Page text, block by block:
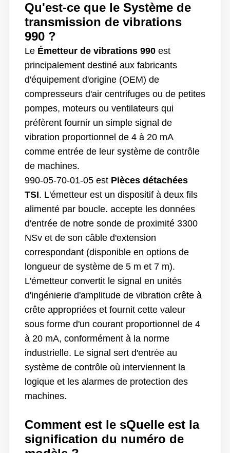
Qu'est-ce que le Système de
transmission de vibrations
990 ?
Le Émetteur de vibrations 990est
principalement destiné aux fabricants
d'équipement d'origine (OEM) de
compresseurs d'air centrifuges ou de petites
pompes, moteurs ou ventilateurs qui
préfèrent fournir un simple signal de
vibration proportionnel de 4 à 20 mA
comme entrée de leur système de contrôle
de machines.
990-05-70-01-05 est Pièces détachées
TSI. L'émetteur est un dispositif à deux fils
alimenté par boucle. accepte les données
d'entrée de notre sonde de proximité 3300
NSv et de son câble d'extension
correspondant (disponible en options de
longueur de système de 5 m et 7 m).
L'émetteur convertit le signal en unités
d'ingénierie d'amplitude de vibration crête à
crête appropriées et fournit cette valeur
sous forme d'un courant proportionnel de 4
à 20 mA, conformément à la norme
industrielle. Le signal sert d'entrée au
système de contrôle où interviennent la
logique et les alarmes de protection des
machines.
Comment est le sQuelle est la
signification du numéro de